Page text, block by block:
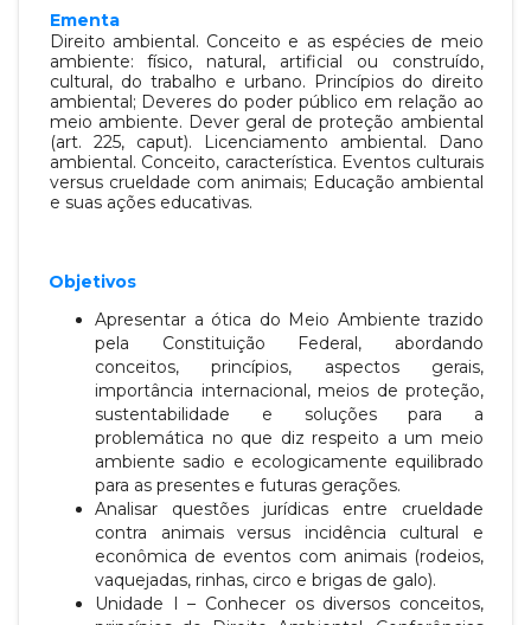
Ementa
Direito ambiental. Conceito e as espécies de meio
ambiente: físico, natural, artificial ou construído,
cultural, do trabalho e urbano. Princípios do direito
ambiental; Deveres do poder público em relação ao
meio ambiente. Dever geral de proteção ambiental
(art. 225,
caput). Licenciamento ambiental. Dano
ambiental. Conceito, característica. Eventos culturais
versus crueldade com animais; Educação ambiental
e suas ações educativas.
Objetivos
Apresentar a ótica do Meio Ambiente trazido
pela Constituição Federal, abordando
conceitos, princípios, aspectos gerais,
importância internacional, meios de proteção,
sustentabilidade e soluções para a
problemática no que diz respeito a um meio
ambiente sadio e ecologicamente equilibrado
para as presentes e futuras gerações.
Analisar questões jurídicas entre crueldade
contra animais versus incidência cultural e
econômica de eventos com animais (rodeios,
vaquejadas, rinhas, circo e brigas de galo).
Unidade I – Conhecer os diversos conceitos,